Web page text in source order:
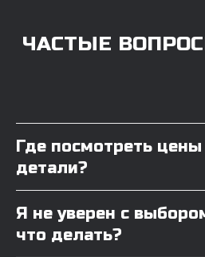
Где посмотреть цены
детали?
Я не уверен с
что делать?